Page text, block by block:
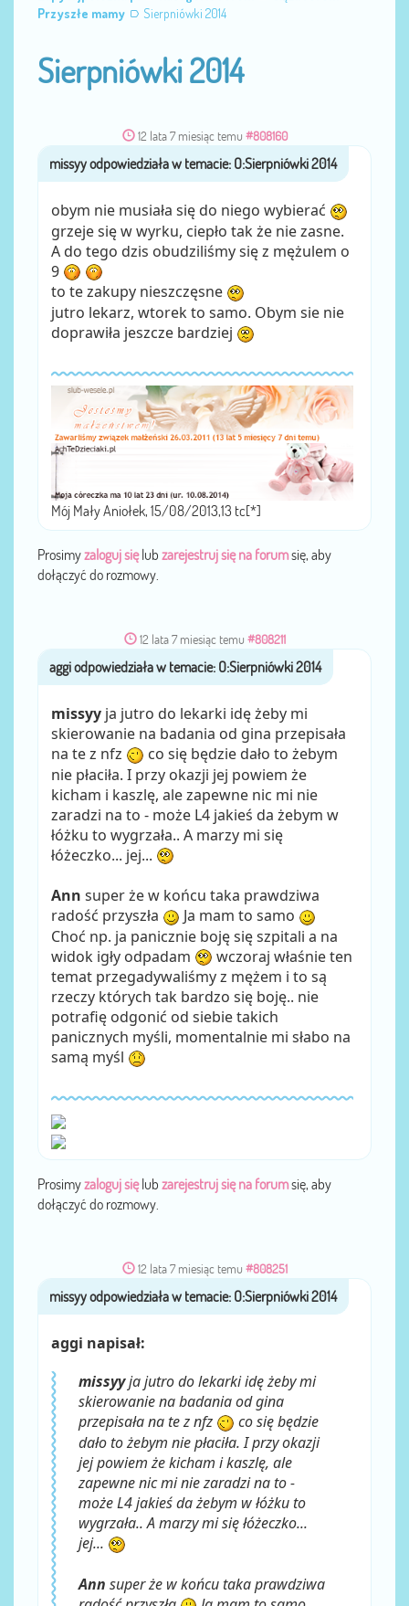
Przyszłe mamy
Sierpniówki 2014
Sierpniówki 2014
12 lata 7 miesiąc temu #808160
przezmissyy
obym nie musiała się do niego wybierać
grzeje się w wyrku, ciepło tak że nie zasne.
A do tego dzis obudziliśmy się z mężulem o
9
to te zakupy nieszczęsne
jutro lekarz, wtorek to samo. Obym sie nie
doprawiła jeszcze bardziej
Mój Mały Aniołek, 15/08/2013,13 tc[*]
Prosimyzaloguj sięlub zarejestruj się na forumsię, aby
dołączyć do rozmowy.
12 lata 7 miesiąc temu #808211
przezaggi
missyy ja jutro do lekarki idę żeby mi
skierowanie na badania od gina przepisała
na te z nfz
co się będzie dało to żebym
nie płaciła. I przy okazji jej powiem że
kicham i kaszlę, ale zapewne nic mi nie
zaradzi na to - może L4 jakieś da żebym w
łóżku to wygrzała.. A marzy mi się
łóżeczko... jej...
Ann super że w końcu taka prawdziwa
radość przyszła
Ja mam to samo
Choć np. ja panicznie boję się szpitali a na
widok igły odpadam
wczoraj właśnie ten
temat przegadywaliśmy z mężem i to są
rzeczy których tak bardzo się boję.. nie
potrafię odgonić od siebie takich
panicznych myśli, momentalnie mi słabo na
samą myśl
Prosimyzaloguj sięlub zarejestruj się na forumsię, aby
dołączyć do rozmowy.
12 lata 7 miesiąc temu #808251
przezmissyy
aggi napisał:
missyyja jutro do lekarki idę żeby mi
skierowanie na badania od gina
przepisała na te z nfz
co się będzie
dało to żebym nie płaciła. I przy okazji
jej powiem że kicham i kaszlę, ale
zapewne nic mi nie zaradzi na to -
może L4 jakieś da żebym w łóżku to
wygrzała.. A marzy mi się łóżeczko...
jej...
Ann super że w końcu taka prawdziwa